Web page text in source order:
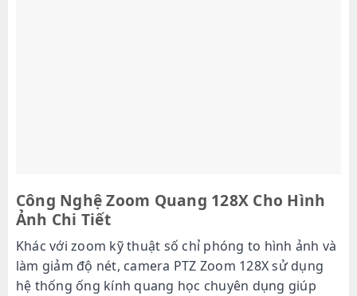
Công Nghệ Zoom Quang 128X Cho Hình
Ảnh Chi Tiết
Khác với zoom kỹ thuật số chỉ phóng to hình ảnh và
làm giảm độ nét, camera PTZ Zoom 128X sử dụng
hệ thống ống kính quang học chuyên dụng giúp